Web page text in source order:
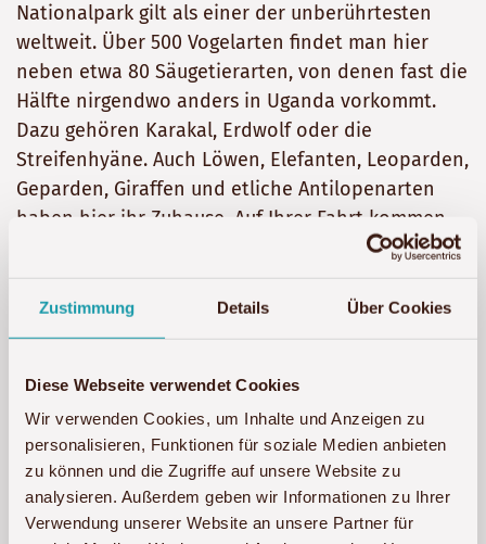
Zustimmung Details Über Cookies
Diese Webseite verwendet Cookies
Wir verwenden Cookies, um Inhalte und Anzeigen zu
personalisieren, Funktionen für soziale Medien anbieten
zu können und die Zugriffe auf unsere Website zu
analysieren. Außerdem geben wir Informationen zu Ihrer
Verwendung unserer Website an unsere Partner für
Nationalpark gilt als einer der unberührtesten
weltweit. Über 500 Vogelarten findet man hier
neben etwa 80 Säugetierarten, von denen fast die
Hälfte nirgendwo anders in Uganda vorkommt.
Dazu gehören Karakal, Erdwolf oder die
Streifenhyäne. Auch Löwen, Elefanten, Leoparden,
Geparden, Giraffen und etliche Antilopenarten
haben hier ihr Zuhause. Auf Ihrer Fahrt kommen
Sie durch den Ort Kotido, welcher als „größtes
Dorf Ostafrikas“ bekannt ist. Hier können Sie auf
Wunsch an einer optionalen Dorfführung
teilnehmen und das ländliche Leben im Norden
Nationalpark, den Sie am frühen Abend erreichen.
Übernachtung: Kidepo Savannah Lodge(F/M/A)
Tag 8: Safari im Kidepo-Valley-Nationalpark